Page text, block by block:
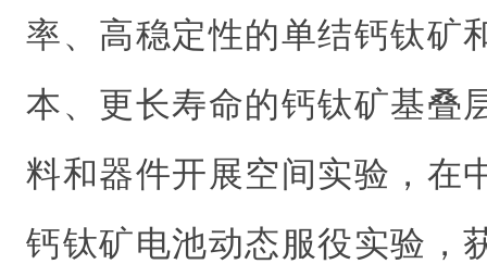
率、高稳定性的单结钙钛矿
本、更长寿命的钙钛矿基叠
料和器件开展空间实验，在
钙钛矿电池动态服役实验，